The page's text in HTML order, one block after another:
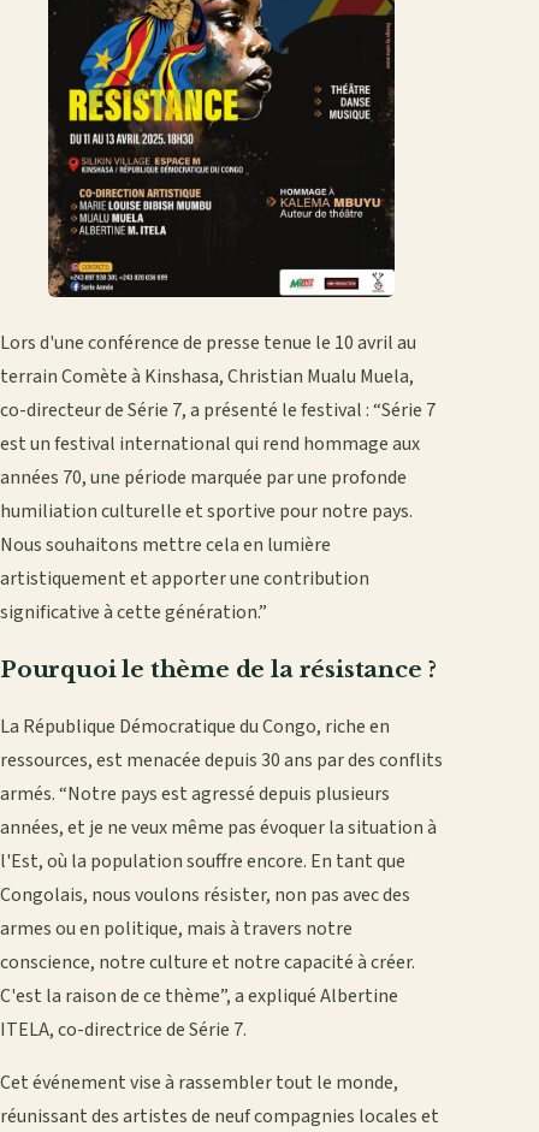
Lors d'une conférence de presse tenue le 10 avril au
terrain Comète à Kinshasa, Christian Mualu Muela,
co-directeur de Série 7, a présenté le festival : “Série 7
est un festival international qui rend hommage aux
années 70, une période marquée par une profonde
humiliation culturelle et sportive pour notre pays.
Nous souhaitons mettre cela en lumière
artistiquement et apporter une contribution
significative à cette génération.”
Pourquoi le thème de la résistance ?
La République Démocratique du Congo, riche en
ressources, est menacée depuis 30 ans par des conflits
armés. “Notre pays est agressé depuis plusieurs
années, et je ne veux même pas évoquer la situation à
l'Est, où la population souffre encore. En tant que
Congolais, nous voulons résister, non pas avec des
armes ou en politique, mais à travers notre
conscience, notre culture et notre capacité à créer.
C'est la raison de ce thème”, a expliqué Albertine
ITELA, co-directrice de Série 7.
Cet événement vise à rassembler tout le monde,
réunissant des artistes de neuf compagnies locales et